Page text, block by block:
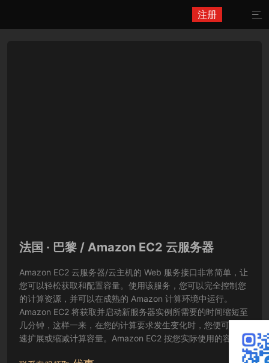
注册 
法国 · 巴黎 / Amazon EC2 云服务器
Amazon EC2 云服务器/云主机的 Web 服务接口非常简单，让
您可以轻松获取和配置容量。使用该服务，您可以完全控制您
的计算资源，并可以在成熟的 Amazon 计算环境中运行。
Amazon EC2 将获取并启动新服务器实例所需要的时间缩短至
几分钟，这样一来，在您的计算要求发生变化时，您便可以快
速扩展或缩减计算容量。Amazon EC2 按您实际使用的容量收
费，改变了计算的成本结算方式。Amazon EC2 云服务器还为